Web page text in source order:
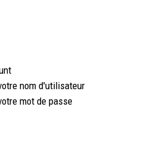
nom d'utilisateur
mot de passe